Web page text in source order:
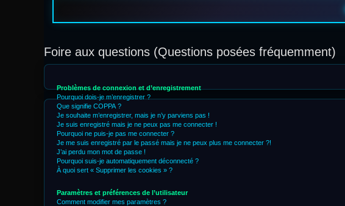
Foire aux questions (Questions posées fréquemment)
Problèmes de connexion et d’enregistrement
Pourquoi dois-je m’enregistrer ?
Que signifie COPPA ?
Je souhaite m’enregistrer, mais je n’y parviens pas !
Je suis enregistré mais je ne peux pas me connecter !
Pourquoi ne puis-je pas me connecter ?
Je me suis enregistré par le passé mais je ne peux plus me connecter ?!
J’ai perdu mon mot de passe !
Pourquoi suis-je automatiquement déconnecté ?
À quoi sert « Supprimer les cookies » ?
Paramètres et préférences de l’utilisateur
Comment modifier mes paramètres ?